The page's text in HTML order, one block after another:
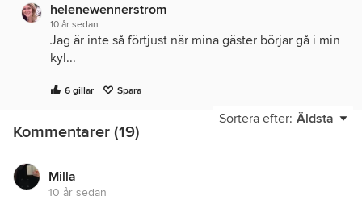
helenewennerstrom
10 år sedan
Jag är inte så förtjust när mina gäster börjar gå i min
kyl...
6 gillar Spara
Sortera efter: Äldsta
Kommentarer (19)
Milla
10 år sedan